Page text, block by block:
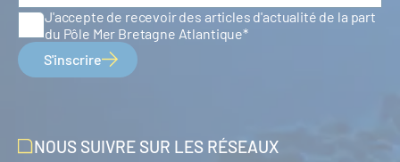
J'accepte de recevoir des articles d'actualité de la part
du Pôle Mer Bretagne Atlantique
S'inscrire
NOUS SUIVRE SUR LES RÉSEAUX